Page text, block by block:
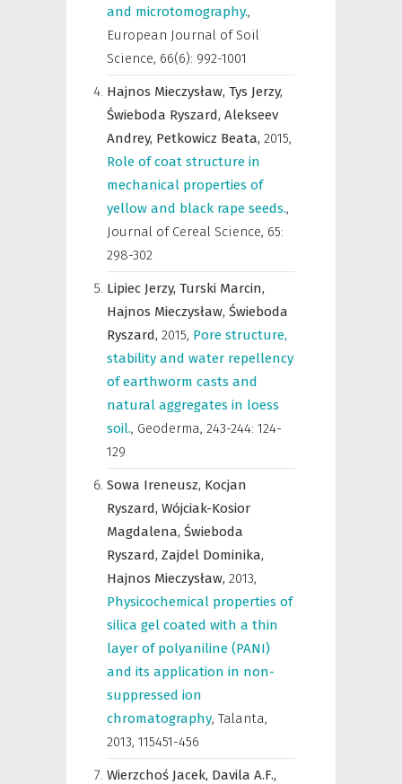
and microtomography.,
European Journal of Soil
Science, 66(6): 992-1001
Hajnos Mieczysław, Tys Jerzy,
Świeboda Ryszard, Alekseev
Andrey, Petkowicz Beata, 2015,
Role of coat structure in
mechanical properties of
yellow and black rape seeds.,
Journal of Cereal Science, 65:
298-302
Lipiec Jerzy, Turski Marcin,
Hajnos Mieczysław, Świeboda
Ryszard, 2015, Pore structure,
stability and water repellency
of earthworm casts and
natural aggregates in loess
soil., Geoderma, 243-244: 124-
129
Sowa Ireneusz, Kocjan
Ryszard, Wójciak-Kosior
Magdalena, Świeboda
Ryszard, Zajdel Dominika,
Hajnos Mieczysław, 2013,
Physicochemical properties of
silica gel coated with a thin
layer of polyaniline (PANI)
and its application in non-
suppressed ion
chromatography, Talanta,
2013, 115451-456
Wierzchoś Jacek, Davila A.F.,